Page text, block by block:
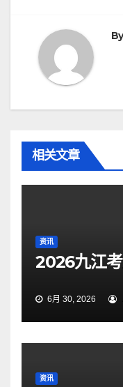
相关文章
资讯
2026九江
6月 30, 2026
资讯